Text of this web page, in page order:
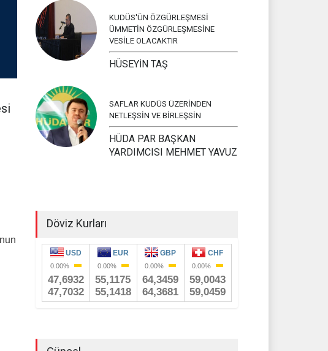
KUDÜS'ÜN ÖZGÜRLEŞMESİ
ÜMMETİN ÖZGÜRLEŞMESİNE
VESİLE OLACAKTIR
HÜSEYİN TAŞ
SAFLAR KUDÜS ÜZERİNDEN
NETLEŞSİN VE BİRLEŞSİN
HÜDA PAR BAŞKAN
YARDIMCISI MEHMET YAVUZ
Döviz Kurları